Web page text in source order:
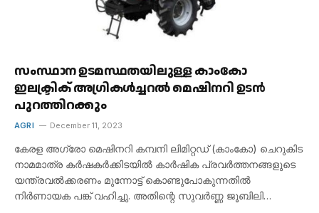
സംസ്ഥാന ഉടമസ്ഥതയിലുള്ള കാംകോ
ഇലക്ട്രിക് അഗ്രികൾച്ചറൽ മെഷിനറി ഉടൻ
പുറത്തിറക്കും
AGRI December 11, 2023
കേരള അഗ്രോ മെഷിനറി കമ്പനി ലിമിറ്റഡ് (കാംകോ) ചെറുകിട
നാമമാത്ര കർഷകർക്കിടയിൽ കാർഷിക പ്രവർത്തനങ്ങളുടെ
യന്ത്രവൽക്കരണം മുന്നോട്ട് കൊണ്ടുപോകുന്നതിൽ
നിർണായക പങ്ക് വഹിച്ചു. അതിന്റെ സുവർണ്ണ ജൂബിലി…